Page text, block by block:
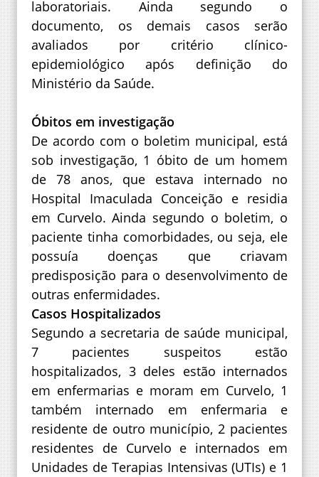
laboratoriais. Ainda segundo o
documento, os demais casos serão
avaliados por critério clínico-
epidemiológico após definição do
Ministério da Saúde.
Óbitos em investigação
De acordo com o boletim municipal, está
sob investigação, 1 óbito de um homem
de 78 anos, que estava internado no
Hospital Imaculada Conceição e residia
em Curvelo. Ainda segundo o boletim, o
paciente tinha comorbidades, ou seja, ele
possuía doenças que criavam
predisposição para o desenvolvimento de
outras enfermidades.
Casos Hospitalizados
Segundo a secretaria de saúde municipal,
7 pacientes suspeitos estão
hospitalizados, 3 deles estão internados
em enfermarias e moram em Curvelo, 1
também internado em enfermaria e
residente de outro município, 2 pacientes
residentes de Curvelo e internados em
Unidades de Terapias Intensivas (UTIs) e 1